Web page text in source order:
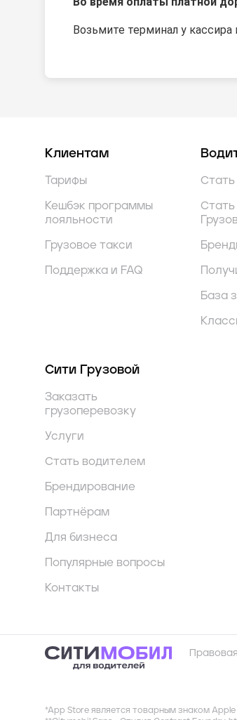
Возьмите терминал у кассира
Клиентам
Тарифы
Кешбэк программы
лояльности
Грузовое такси
Поддержка и FAQ
База
Сити Грузовой
Заказать
грузоперевозку
Услуги
Стать водителем
Брендирование
Партнёрам
Для бизнеса
Популярные вопросы
Контакты
*App Store является товарным знаком Apple